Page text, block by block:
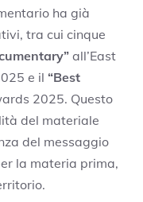
ha già
tra cui cinque
all’East
e il “Best
2025. Questo
del materiale
del messaggio
la materia prima,